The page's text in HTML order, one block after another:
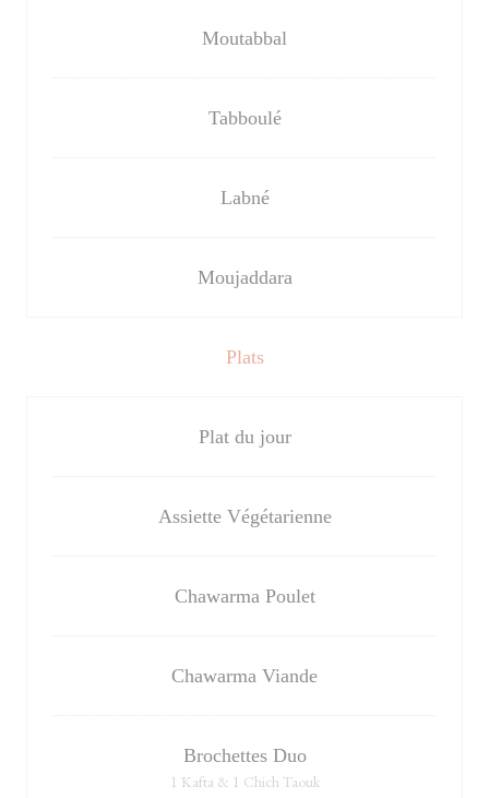
Moutabbal
Tabboulé
Labné
Moujaddara
Plats
Plat du jour
Assiette Végétarienne
Chawarma Poulet
Chawarma Viande
Brochettes Duo
1 Kafta & 1 Chich Taouk